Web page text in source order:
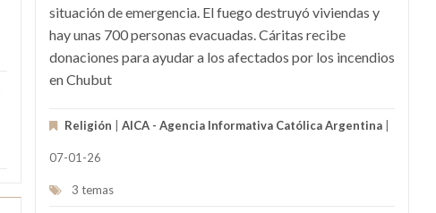
situación de emergencia. El fuego destruyó viviendas y
hay unas 700 personas evacuadas. Cáritas recibe
donaciones para ayudar a los afectados por los incendios
en Chubut
Religión AICA - Agencia Informativa Católica Argentina
07-01-26
3 temas